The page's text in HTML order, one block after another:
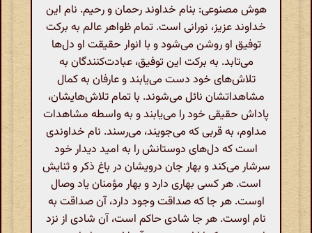
هوش مصنوعی: بنام خداوند رحمان و رحیم. نام این
خداوند عزیز، نورانی است. تمام ظواهر عالم به برکت
توفیق او روشن می‌شود و با انوار حقیقت او دل‌ها
می‌تابد. به برکت این توفیق، عبادت‌کنندگان به
تلاش‌های خود دست می‌یابند و عارفان به کمال
مشاهداتشان نائل می‌شوند. با تمام تلاش‌هایشان،
پاداش حقیقی خود را می‌یابند و به واسطه مشاهدات
مداوم، به قربی که می‌جویند، می‌رسند. نام خداوندی
است که دل‌های دوستانش را به امید دیدار خود
سرشار می‌کند و بهار جان درویشان در باغ ذکر و ثنایش
است. هر کسی بهاری دارد و بهار مؤمنان یاد وصال
اوست. هر جا که صداقت وجود دارد، آن صداقت به
نام اوست. هر جا شادی حاکم است، آن شادی از نزد